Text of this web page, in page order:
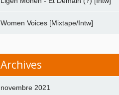
Women Voices [Mixtape/Intw]
Archives
novembre 2021